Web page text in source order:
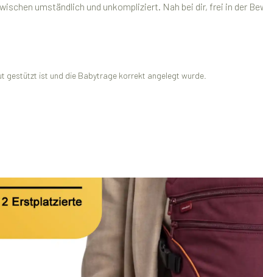
umständlich und unkompliziert. Nah bei dir, frei in der
gestützt ist und die Babytrage korrekt angelegt wurde.